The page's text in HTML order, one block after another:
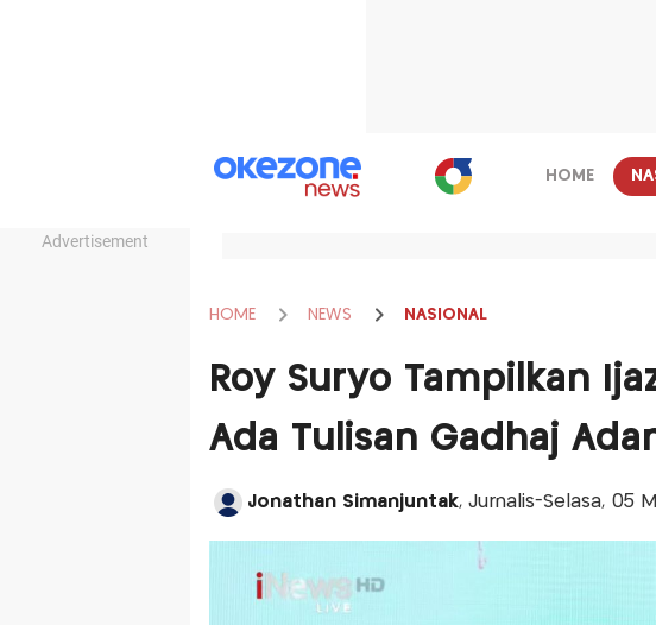
Advertisement
HOME
HOME NEWS NASIONAL
Roy Suryo Tampilkan
Ada Tulisan Gadhaj
Jonathan Simanjuntak, Jurnalis-Selasa, 05